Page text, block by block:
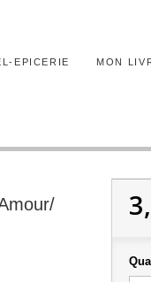
EPICERIE MON